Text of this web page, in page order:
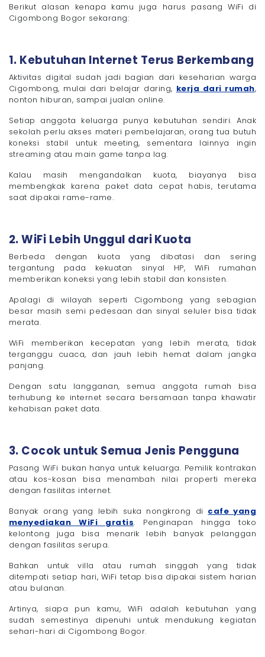
Berikut alasan kenapa kamu juga harus pasang WiFi di
Cigombong Bogor sekarang:
1. Kebutuhan Internet Terus Berkembang
Aktivitas digital sudah jadi bagian dari keseharian warga
Cigombong, mulai dari belajar daring, kerja dari rumah,
nonton hiburan, sampai jualan online.
Setiap anggota keluarga punya kebutuhan sendiri. Anak
sekolah perlu akses materi pembelajaran, orang tua butuh
koneksi stabil untuk meeting, sementara lainnya ingin
streaming atau main game tanpa lag.
Kalau masih mengandalkan kuota, biayanya bisa
membengkak karena paket data cepat habis, terutama
saat dipakai rame-rame.
2. WiFi Lebih Unggul dari Kuota
Berbeda dengan kuota yang dibatasi dan sering
tergantung pada kekuatan sinyal HP, WiFi rumahan
memberikan koneksi yang lebih stabil dan konsisten.
Apalagi di wilayah seperti Cigombong yang sebagian
besar masih semi pedesaan dan sinyal seluler bisa tidak
merata.
WiFi memberikan kecepatan yang lebih merata, tidak
terganggu cuaca, dan jauh lebih hemat dalam jangka
panjang.
Dengan satu langganan, semua anggota rumah bisa
terhubung ke internet secara bersamaan tanpa khawatir
kehabisan paket data.
3. Cocok untuk Semua Jenis Pengguna
Pasang WiFi bukan hanya untuk keluarga. Pemilik kontrakan
atau kos-kosan bisa menambah nilai properti mereka
dengan fasilitas internet.
Banyak orang yang lebih suka nongkrong di cafe yang
menyediakan WiFi gratis. Penginapan hingga toko
kelontong juga bisa menarik lebih banyak pelanggan
dengan fasilitas serupa.
Bahkan untuk villa atau rumah singgah yang tidak
ditempati setiap hari, WiFi tetap bisa dipakai sistem harian
atau bulanan.
Artinya, siapa pun kamu, WiFi adalah kebutuhan yang
sudah semestinya dipenuhi untuk mendukung kegiatan
sehari-hari di Cigombong Bogor.